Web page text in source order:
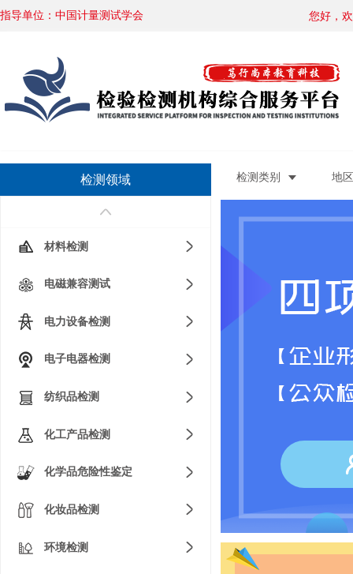
指导单位：中国计量测试学会
您好，
您好，
检测领域
材料检测
电磁兼容测试
电力设备检测
电子电器检测
纺织品检测
化工产品检测
化学品危险性鉴定
化妆品检测
环境检测
检测类别 地区